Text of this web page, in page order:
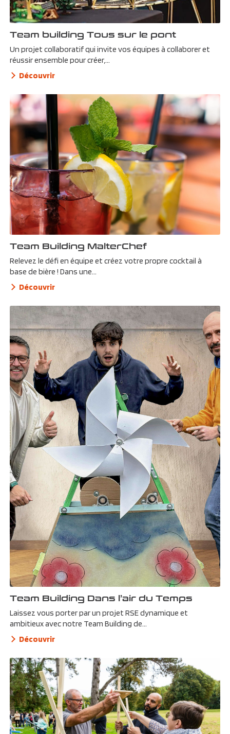
Team building Tous sur le pont
Un projet collaboratif qui invite vos équipes à collaborer et
réussir ensemble pour créer,...
Découvrir
Team Building MalterChef
Relevez le défi en équipe et créez votre propre cocktail à
base de bière ! Dans une...
Découvrir
Team Building Dans l’air du Temps
Laissez vous porter par un projet RSE dynamique et
ambitieux avec notre Team Building de...
Découvrir